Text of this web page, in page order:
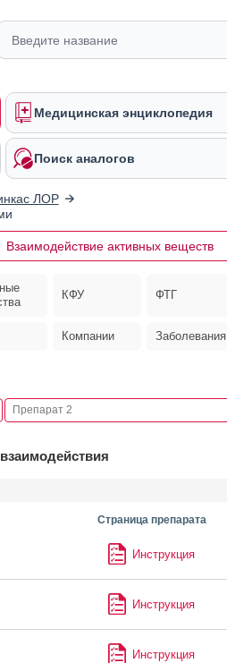
Медицинская энциклопедия
Поиск аналогов
ЛОР
Взаимодействие активных веществ
КФУ ФТГ
Компании Заболевания
Страница препарата
Инструкция
Инструкция
Инструкция